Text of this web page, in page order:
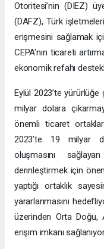
Otoritesi’nin (DIEZ)
(DAFZ), Türk
erişmesini sağlamak
CEPA’nın ticareti
ekonomik refahı
Eylül 2023’te yürürlüğe
milyar dolara
önemli ticaret
2023’te 19 milyar
oluşmasını
derinleştirmek için
yaptığı ortaklık
yararlanmasını
üzerinden Orta Doğu,
erişim imkanı